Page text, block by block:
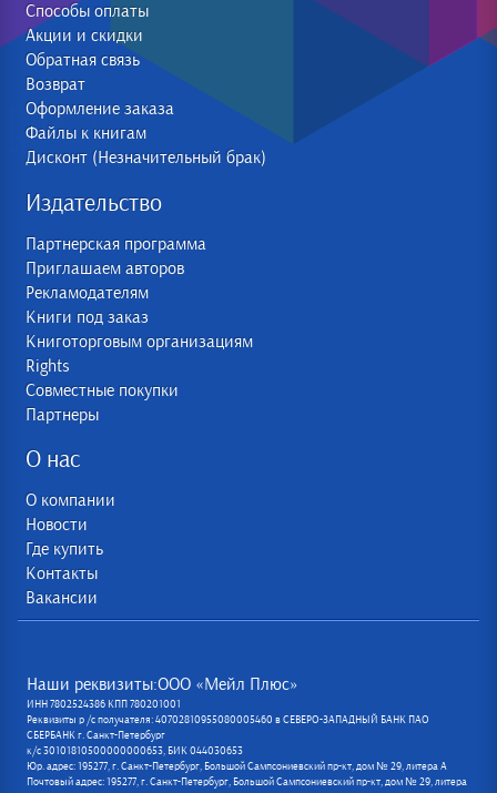
Способы оплаты
Акции и скидки
Обратная связь
Возврат
Оформление заказа
Файлы к книгам
Дисконт (Незначительный брак)
Издательство
Партнерская программа
Приглашаем авторов
Рекламодателям
Книги под заказ
Книготорговым организациям
Rights
Совместные покупки
Партнеры
О нас
О компании
Новости
Где купить
Контакты
Вакансии
Наши реквизиты:ООО «Мейл Плюс»
ИНН 7802524386 КПП 780201001
Реквизиты р /с получателя: 40702810955080005460 в СЕВЕРО-ЗАПАДНЫЙ БАНК ПАО
СБЕРБАНК г. Санкт-Петербург
к/с 30101810500000000653, БИК 044030653
Юр. адрес: 195277, г. Санкт-Петербург, Большой Сампсониевский пр-кт, дом № 29, литера А
Почтовый адрес: 195277, г. Санкт-Петербург, Большой Сампсониевский пр-кт, дом № 29, литера